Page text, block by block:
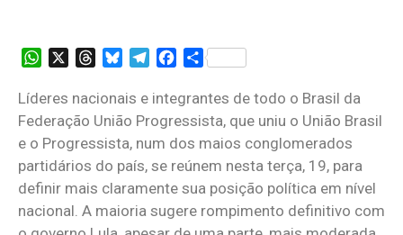
WhatsAppThreadsBlueskyTelegramFacebook
Share
Líderes nacionais e integrantes de todo o Brasil da
Federação União Progressista, que uniu o União Brasil
e o Progressista, num dos maios conglomerados
partidários do país, se reúnem nesta terça, 19, para
definir mais claramente sua posição política em nível
nacional. A maioria sugere rompimento definitivo com